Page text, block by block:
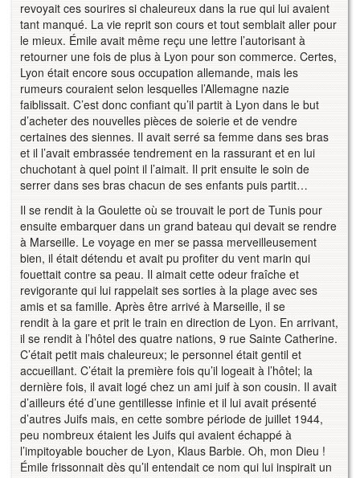
revoyait ces sourires si chaleureux dans la rue qui lui avaient
tant manqué. La vie reprit son cours et tout semblait aller pour
le mieux. Émile avait même reçu une lettre l’autorisant à
retourner une fois de plus à Lyon pour son commerce. Certes,
Lyon était encore sous occupation allemande, mais les
rumeurs couraient selon lesquelles l’Allemagne nazie
faiblissait. C’est donc confiant qu’il partit à Lyon dans le but
d’acheter des nouvelles pièces de soierie et de vendre
certaines des siennes. Il avait serré sa femme dans ses bras
et il l’avait embrassée tendrement en la rassurant et en lui
chuchotant à quel point il l’aimait. Il prit ensuite le soin de
serrer dans ses bras chacun de ses enfants puis partit…
Il se rendit à la Goulette où se trouvait le port de Tunis pour
ensuite embarquer dans un grand bateau qui devait se rendre
à Marseille. Le voyage en mer se passa merveilleusement
bien, il était détendu et avait pu profiter du vent marin qui
fouettait contre sa peau. Il aimait cette odeur fraîche et
revigorante qui lui rappelait ses sorties à la plage avec ses
amis et sa famille. Après être arrivé à Marseille, il se
rendit à la gare et prit le train en direction de Lyon. En arrivant,
il se rendit à l’hôtel des quatre nations, 9 rue Sainte Catherine.
C’était petit mais chaleureux; le personnel était gentil et
accueillant. C’était la première fois qu’il logeait à l’hôtel; la
dernière fois, il avait logé chez un ami juif à son cousin. Il avait
d’ailleurs été d’une gentillesse infinie et il lui avait présenté
d’autres Juifs mais, en cette sombre période de juillet 1944,
peu nombreux étaient les Juifs qui avaient échappé à
l’impitoyable boucher de Lyon, Klaus Barbie. Oh, mon Dieu !
Émile frissonnait dès qu’il entendait ce nom qui lui inspirait un